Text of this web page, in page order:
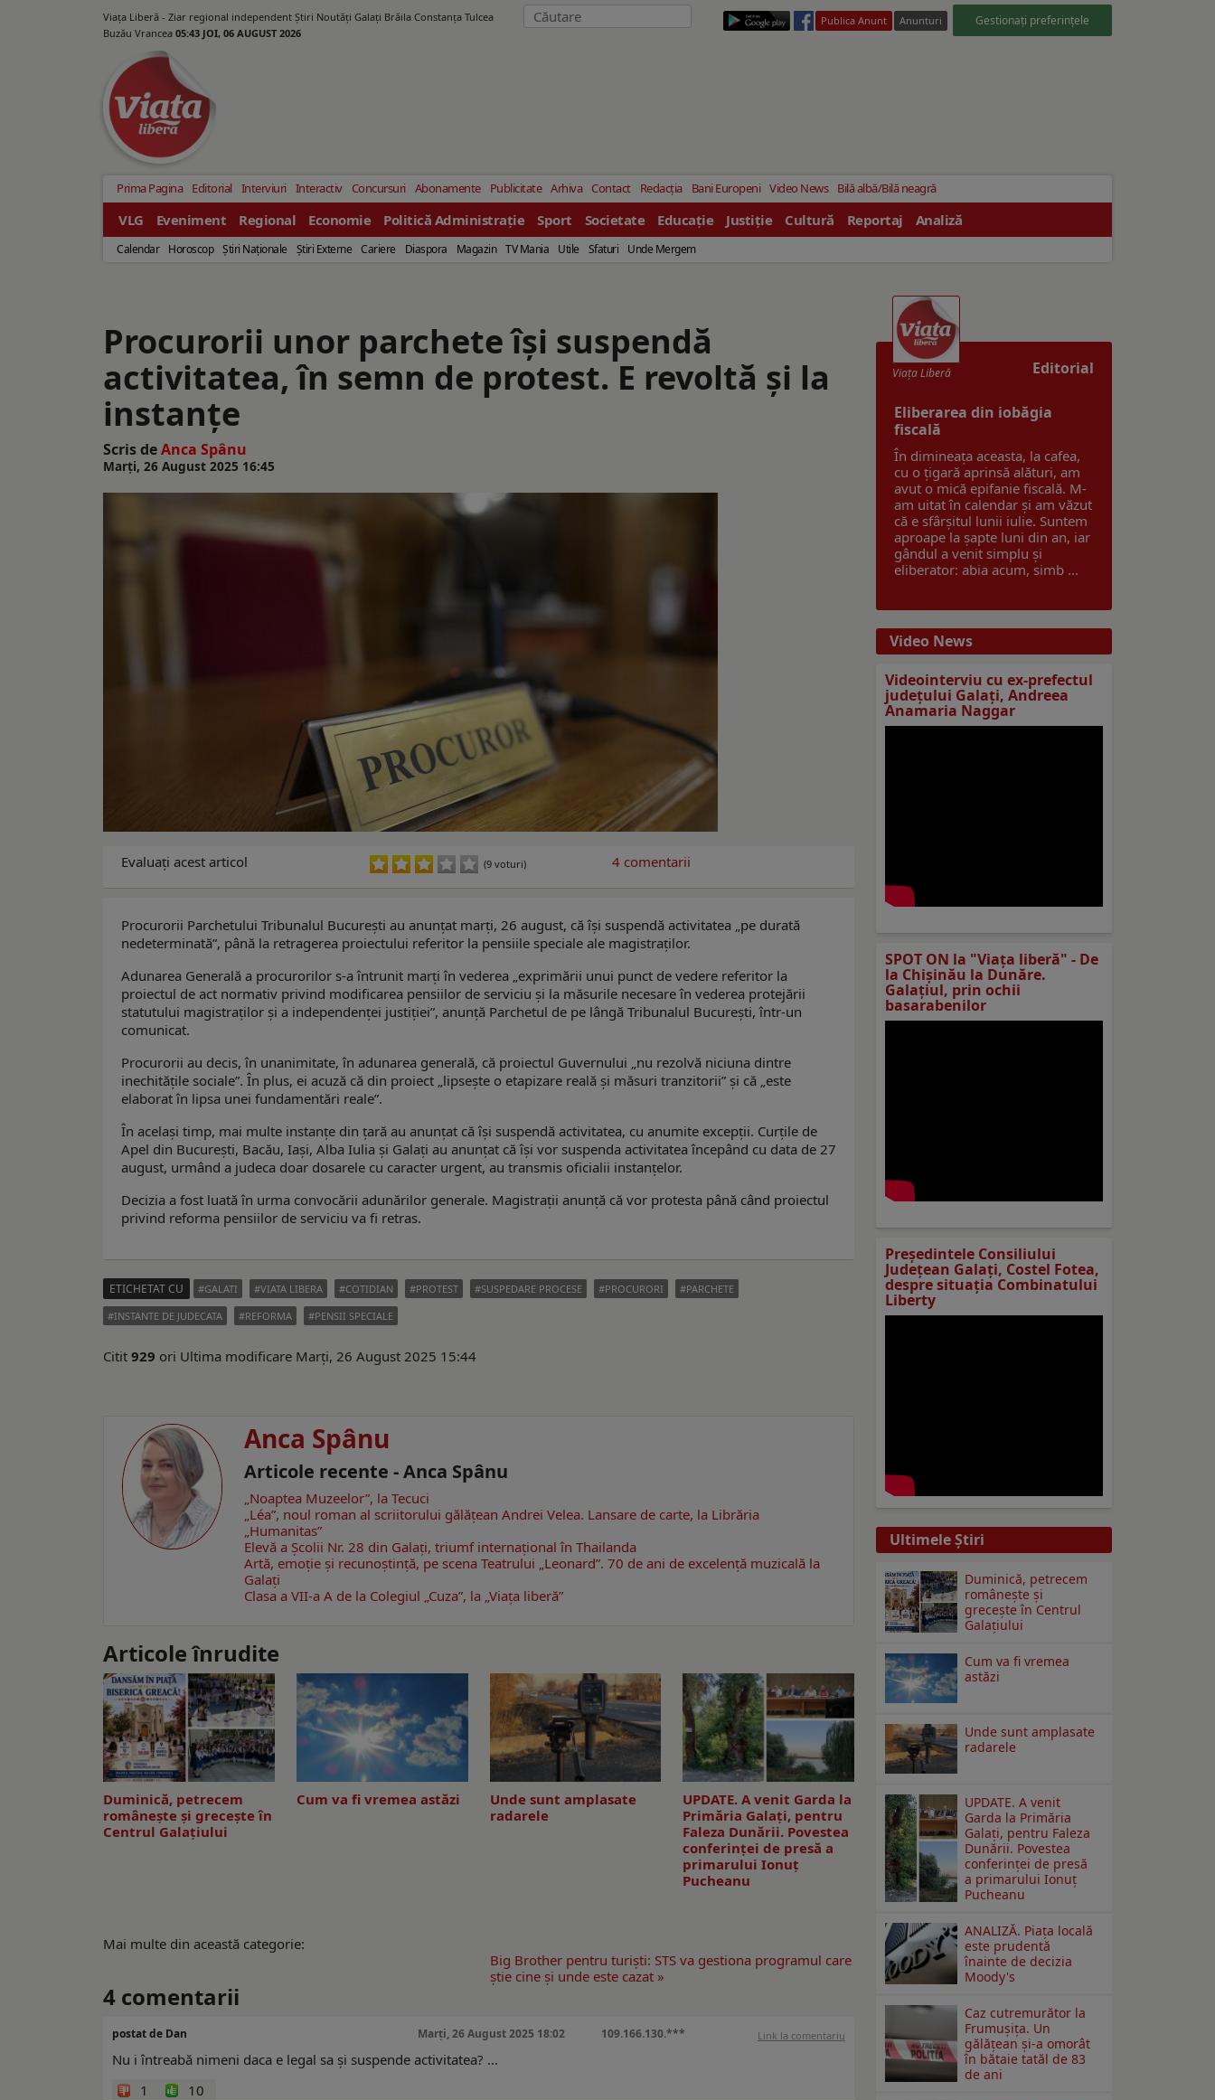
Viața Liberă - Ziar regional independent Știri Noutăți Galaţi Brăila Constanţa Tulcea
Buzău Vrancea 05:43 JOI, 06 AUGUST 2026
Publica Anunt Anunturi Gestionați preferințele
Prima Pagina Editorial Interviuri Interactiv Concursuri Abonamente Publicitate Arhiva Contact Redacția Bani Europeni Video News Bilă albă/Bilă neagră
VLG Eveniment Regional Economie Politică Administrație Sport Societate Educație Justiție Cultură Reportaj Analiză
Calendar Horoscop Ştiri Naţionale Ştiri Externe Cariere Diaspora Magazin TV Mania Utile Sfaturi Unde Mergem
Procurorii unor parchete îşi suspendă
activitatea, în semn de protest. E revoltă și la
instanțe
Scris deAnca Spânu
Marți, 26 August 2025 16:45
Evaluaţi acest articol (9 voturi) 4 comentarii
Procurorii Parchetului Tribunalul București au anunțat marți, 26 august, că își suspendă activitatea „pe durată
nedeterminată”, până la retragerea proiectului referitor la pensiile speciale ale magistraților.
Adunarea Generală a procurorilor s-a întrunit marți în vederea „exprimării unui punct de vedere referitor la
proiectul de act normativ privind modificarea pensiilor de serviciu și la măsurile necesare în vederea protejării
statutului magistraților și a independenței justiției”, anunță Parchetul de pe lângă Tribunalul București, într-un
comunicat.
Procurorii au decis, în unanimitate, în adunarea generală, că proiectul Guvernului „nu rezolvă niciuna dintre
inechitățile sociale”. În plus, ei acuză că din proiect „lipsește o etapizare reală și măsuri tranzitorii” și că „este
elaborat în lipsa unei fundamentări reale”.
În același timp, mai multe instanțe din țară au anunțat că își suspendă activitatea, cu anumite excepții. Curțile de
Apel din București, Bacău, Iași, Alba Iulia şi Galaţi au anunțat că își vor suspenda activitatea începând cu data de 27
august, urmând a judeca doar dosarele cu caracter urgent, au transmis oficialii instanțelor.
Decizia a fost luată în urma convocării adunărilor generale. Magistrații anunță că vor protesta până când proiectul
privind reforma pensiilor de serviciu va fi retras.
ETICHETAT CU GALATI VIATA LIBERA COTIDIAN PROTEST SUSPEDARE PROCESE PROCURORI
PARCHETE
INSTANTE DE JUDECATA
REFORMA PENSII SPECIALE
Citit 929 ori Ultima modificare Marți, 26 August 2025 15:44
Anca Spânu
Articole recente - Anca Spânu
„Noaptea Muzeelor”, la Tecuci
„Léa”, noul roman al scriitorului gălăţean Andrei Velea. Lansare de carte, la Librăria
„Humanitas”
Elevă a Școlii Nr. 28 din Galați, triumf internațional în Thailanda
Artă, emoţie şi recunoştinţă, pe scena Teatrului „Leonard”. 70 de ani de excelență muzicală la
Galaţi
Clasa a VII-a A de la Colegiul „Cuza”, la „Viaţa liberă”
Articole înrudite
Duminică, petrecem
româneşte şi greceşte în
Centrul Galaţiului
Cum va fi vremea astăzi
Unde sunt amplasate
radarele
UPDATE. A venit Garda la
Primăria Galaţi, pentru
Faleza Dunării. Povestea
conferinţei de presă a
primarului Ionuţ
Pucheanu
Mai multe din această categorie:
Big Brother pentru turişti: STS va gestiona programul care
ştie cine şi unde este cazat »
4 comentarii
postat de Dan Marți, 26 August 2025 18:02 109.166.130.*** Link la comentariu
Nu i întreabă nimeni daca e legal sa și suspende activitatea? ...
1
10
Editorial
Viaţa Liberă
Eliberarea din iobăgia
fiscală
În dimineața aceasta, la cafea,
cu o țigară aprinsă alături, am
avut o mică epifanie fiscală. M-
am uitat în calendar și am văzut
că e sfârșitul lunii iulie. Suntem
aproape la șapte luni din an, iar
gândul a venit simplu și
eliberator: abia acum, simb ...
Video News
Videointerviu cu ex-prefectul
judeţului Galaţi, Andreea
Anamaria Naggar
SPOT ON la "Viaţa liberă" - De
la Chișinău la Dunăre.
Galațiul, prin ochii
basarabenilor
Preşedintele Consiliului
Judeţean Galaţi, Costel Fotea,
despre situaţia Combinatului
Liberty
Ultimele Ştiri
Duminică, petrecem
româneşte şi
greceşte în Centrul
Galaţiului
Cum va fi vremea
astăzi
Unde sunt amplasate
radarele
UPDATE. A venit
Garda la Primăria
Galaţi, pentru Faleza
Dunării. Povestea
conferinţei de presă
a primarului Ionuţ
Pucheanu
ANALIZĂ. Piața locală
este prudentă
înainte de decizia
Moody's
Caz cutremurător la
Frumușița. Un
gălățean și-a omorât
în bătaie tatăl de 83
de ani